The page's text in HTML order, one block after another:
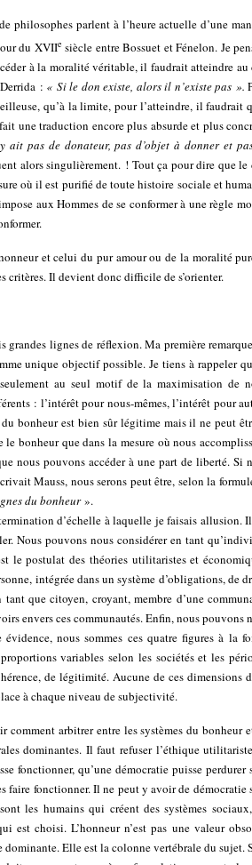
philosophes parlent à l’heure actuelle d’une
du XVIIe siècle entre Bossuet et Fénelon. Je
à la moralité véritable, il faudrait atteindre au
: « Si le don existe, alors il n’existe pas ».
qu’à la limite, pour l’atteindre, il faudrait
une traduction encore plus absurde et plus
pas de donateur, pas d’objet à donner et
alors singulièrement. ! Tout ça pour dire que le
où il est purifié de toute histoire sociale et
aux Hommes de se conformer à une règle
et celui du pur amour ou de la moralité
critères. Il devient donc difficile de s’orienter.
lignes de réflexion. Ma première
unique objectif possible. Je tiens à rappeler
au seul motif de la maximisation de
: l’intérêt pour nous-mêmes, l’intérêt pour
bonheur est bien sûr légitime mais il ne peut
bonheur que dans la mesure où nous
nous pouvons accéder à une part de liberté. Si
Mauss, nous serons peut être, selon la
du bonheur».
d’échelle à laquelle je faisais allusion.
Nous pouvons nous considérer en tant
le postulat des théories utilitaristes et
intégrée dans un système d’obligations, de
que citoyen, croyant, membre d’une
envers ces communautés. Enfin, nous pouvons
nous sommes ces quatre figures à la
variables selon les sociétés et les
de légitimité. Aucune de ces dimensions
à chaque niveau de subjectivité.
arbitrer entre les systèmes du bonheur
dominantes. Il faut refuser l’éthique
fonctionner, qu’une démocratie puisse perdurer
faire fonctionner. Il ne peut y avoir de démocratie
les humains qui créent des systèmes
est choisi. L’honneur n’est pas une valeur
Elle est la colonne vertébrale du sujet.